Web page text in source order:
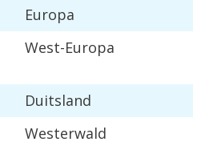
Europa
West-Europa
Duitsland
Westerwald